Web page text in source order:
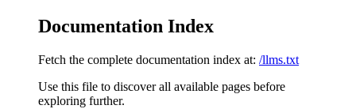
Documentation Index
Fetch the complete documentation index at: /llms.txt
Use this file to discover all available pages before
exploring further.